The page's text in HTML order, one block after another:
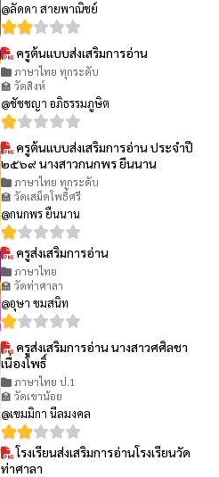
@ลัดดา สายพาณิชย์
ครูต้นแบบส่งเสริมการอ่าน
ภาษาไทย ทุกระดับ
🏫 วัดสิงห์
@ชัชชญา อภิธรรมภูษิต
ครูต้นแบบส่งเสริมการอ่าน ประจำปี
๒๕๖๙ นางสาวกนกพร ยืนนาน
ภาษาไทย ทุกระดับ
🏫 วัดเสม็ดโพธิ์ศรี
@กนกพร ยืนนาน
ครูส่งเสริมการอ่าน
ภาษาไทย
🏫 วัดท่าศาลา
@อุษา ขมสนิท
ครูส่งเสริมการอ่าน นางสาวศศิลชา
เนื่องโพธิ์
ภาษาไทย ป.1
🏫 วัดเขาน้อย
@เขมมิกา นีลมงคล
โรงเรียนส่งเสริมการอ่านโรงเรียนวัด
ท่าศาลา